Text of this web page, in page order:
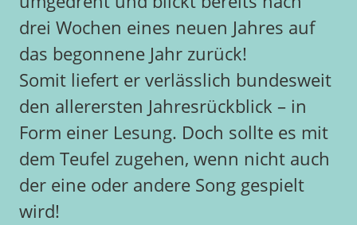
drei Wochen eines neuen Jahres auf
das begonnene Jahr zurück!
Somit liefert er verlässlich bundesweit
den allerersten Jahresrückblick – in
Form einer Lesung. Doch sollte es mit
dem Teufel zugehen, wenn nicht auch
der eine oder andere Song gespielt
wird!